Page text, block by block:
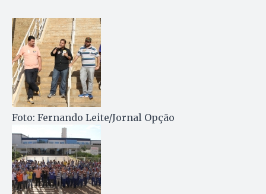
Foto: Fernando Leite/Jornal Opção